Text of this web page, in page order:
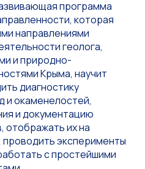
программа
которая
направлениями
геолога,
и природно-
Крыма, научит
диагностику
и окаменелостей,
и документацию
отображать их на
эксперименты
с простейшими